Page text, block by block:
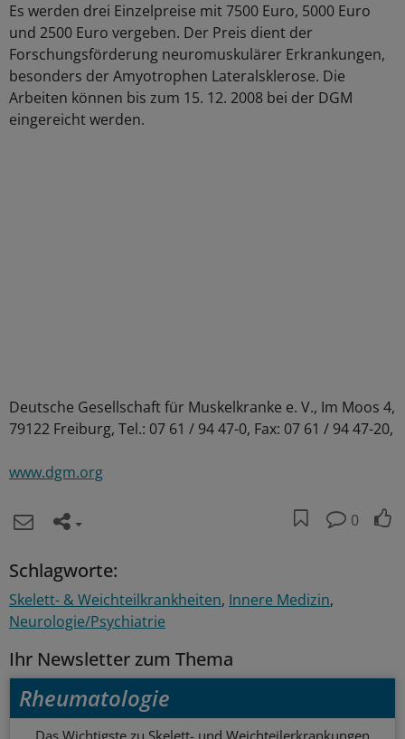
Es werden drei Einzelpreise mit 7500 Euro, 5000 Euro
und 2500 Euro vergeben. Der Preis dient der
Forschungsförderung neuromuskulärer Erkrankungen,
besonders der Amyotrophen Lateralsklerose. Die
Arbeiten können bis zum 15. 12. 2008 bei der DGM
eingereicht werden.
Deutsche Gesellschaft für Muskelkranke e. V., Im Moos 4,
79122 Freiburg, Tel.: 07 61 / 94 47-0, Fax: 07 61 / 94 47-20,
www.dgm.org
0
Schlagworte:
Skelett- & Weichteilkrankheiten Innere Medizin
Neurologie/Psychiatrie
Ihr Newsletter zum Thema
Rheumatologie